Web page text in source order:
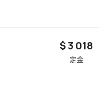
$ 3 018
定金